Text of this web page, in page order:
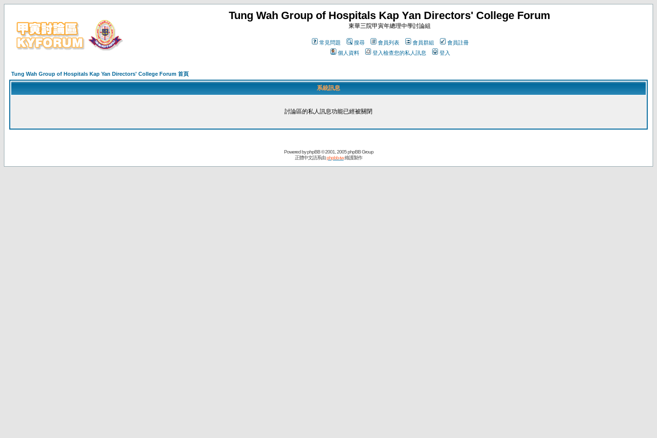
Tung Wah Group of Hospitals Kap Yan Directors' College Forum
東華三院甲寅年總理中學討論組
常見問題 搜尋 會員列表 會員群組
會員註冊
個人資料
登入檢查您的私人訊息 登入
Tung Wah Group of Hospitals Kap Yan Directors' College Forum 首頁
系統訊息
討論區的私人訊息功能已經被關閉
Powered byphpBB© 2001, 2005 phpBB Group
正體中文語系由phpbb-tw維護製作